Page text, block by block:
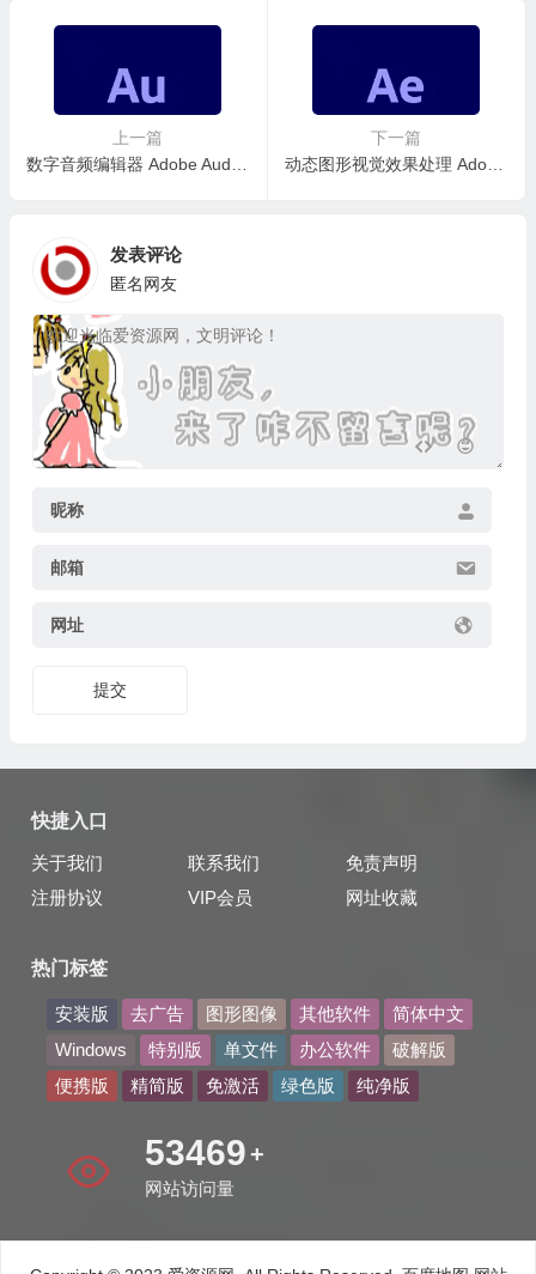
上一篇
数字音频编辑器 Adobe Audition 2021 v14.4.0.38 中文免激活直装版
下一篇
动态图形视觉效果处理 Adobe After Effects 2021 v18.4.1.4 免激活完整安装版
发表评论
匿名网友
昵称
邮箱
网址
提交
快捷入口
关于我们 联系我们
免责声明
注册协议
VIP会员 网址收藏
热门标签
安装版 去广告 图形图像 其他软件
简体中文
Windows
特别版 单文件 办公软件
破解版
便携版
精简版 免激活 绿色版 纯净版
63776 +
网站访问量